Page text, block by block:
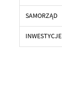
SAMORZĄD
INWESTYCJE